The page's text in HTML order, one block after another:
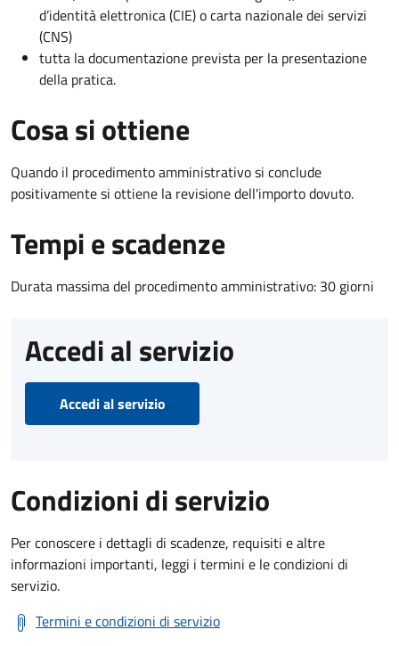
d’identità elettronica (CIE) o carta nazionale dei servizi
(CNS)
tutta la documentazione prevista per la presentazione
della pratica.
Cosa si ottiene
Quando il procedimento amministrativo si conclude
positivamente si ottiene la revisione dell'importo dovuto.
Tempi e scadenze
Durata massima del procedimento amministrativo: 30 giorni
Accedi al servizio
Accedi al servizio
Condizioni di servizio
Per conoscere i dettagli di scadenze, requisiti e altre
informazioni importanti, leggi i termini e le condizioni di
servizio.
Termini e condizioni di servizio